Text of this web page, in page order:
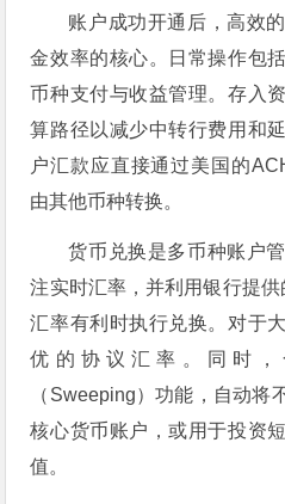
账户成功开通后，高效
金效率的核心。日常操作包
币种支付与收益管理。存入
算路径以减少中转行费用和
户汇款应直接通过美国的
由其他币种转换。
货币兑换是多币种账户
注实时汇率，并利用银行提
汇率有利时执行兑换。对于
优的协议汇率。同时
（Sweeping）功能，自动将
核心货币账户，或用于投资
值。